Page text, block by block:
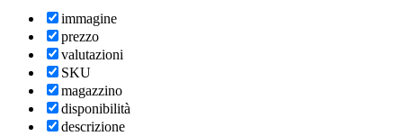
immagine
prezzo
valutazioni
SKU
magazzino
disponibilità
descrizione